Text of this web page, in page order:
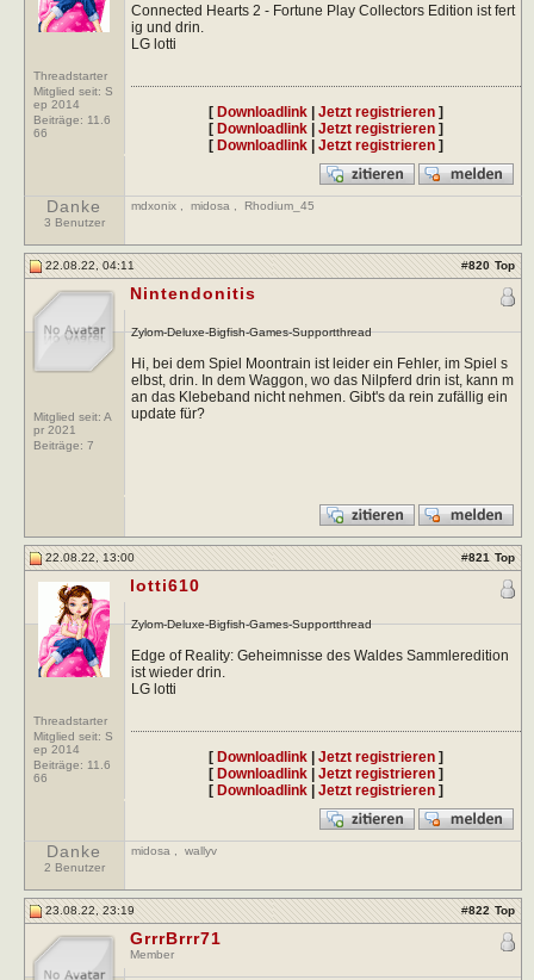
Threadstarter
Mitglied seit: S
ep 2014
Beiträge: 11.6
66
Connected Hearts 2 - Fortune Play Collectors Edition ist fert
ig und drin.
LG lotti
[ Downloadlink| Jetzt registrieren]
[ Downloadlink| Jetzt registrieren]
[ Downloadlink| Jetzt registrieren]
Danke
3 Benutzer
mdxonix midosa Rhodium_45
22.08.22, 04:11 #820 Top
Mitglied seit: A
pr 2021
Beiträge: 7
Nintendonitis
Zylom-Deluxe-Bigfish-Games-Supportthread
Hi, bei dem Spiel Moontrain ist leider ein Fehler, im Spiel s
elbst, drin. In dem Waggon, wo das Nilpferd drin ist, kann m
an das Klebeband nicht nehmen. Gibt's da rein zufällig ein
update für?
22.08.22, 13:00 #821 Top
Threadstarter
Mitglied seit: S
ep 2014
Beiträge: 11.6
66
lotti610
Zylom-Deluxe-Bigfish-Games-Supportthread
Edge of Reality: Geheimnisse des Waldes Sammleredition
ist wieder drin.
LG lotti
[ Downloadlink| Jetzt registrieren]
[ Downloadlink| Jetzt registrieren]
[ Downloadlink| Jetzt registrieren]
Danke
2 Benutzer
midosa wallyv
23.08.22, 23:19 #822 Top
GrrrBrrr71
Member